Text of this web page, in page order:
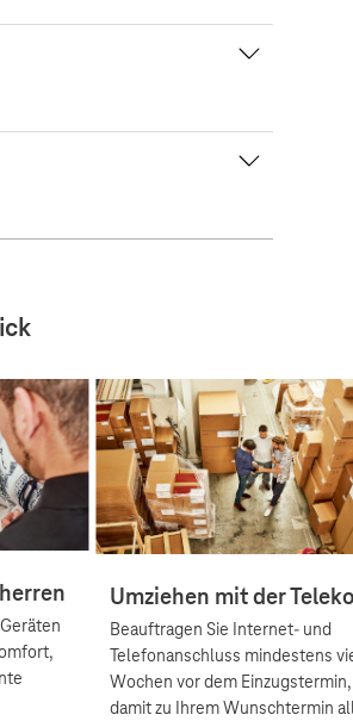
Umziehen mit der
Beauftragen Sie Internet- und
Telefonanschluss mindestens
Wochen vor dem Einzugstermin,
damit zu Ihrem Wunschtermin